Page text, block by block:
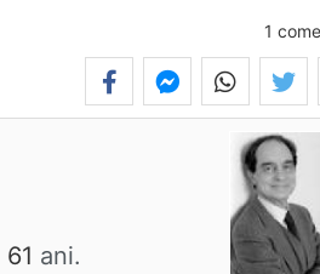
1
61 ani.